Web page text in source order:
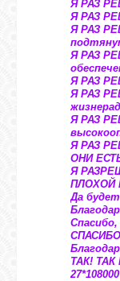
Я РАЗ
Я РАЗ
Я РАЗ
Я РАЗ
Я РАЗ
Я РАЗ
Я РАЗ
Я РАЗ
ОНИ
Я
ПЛОХОЙ
Да
ТАК! ТАК